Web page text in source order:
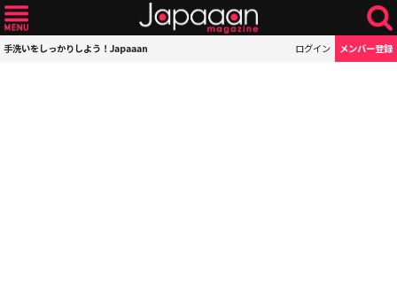
手洗いをしっかりしよう！Japaaan ログイン メンバー登録